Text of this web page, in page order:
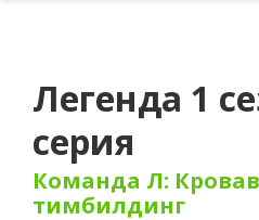
Легенда 1
серия
Команда Л:
тимбилдинг